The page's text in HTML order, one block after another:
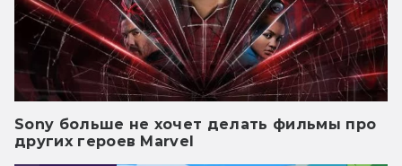
Sony больше не хочет делать фильмы про
других героев Marvel